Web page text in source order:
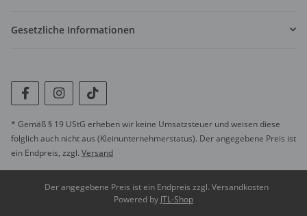
Gesetzliche Informationen
* Gemäß § 19 UStG erheben wir keine Umsatzsteuer und weisen diese
folglich auch nicht aus (Kleinunternehmerstatus). Der angegebene Preis ist
ein Endpreis, zzgl. Versand
Der angegebene Preis ist ein Endpreis zzgl. Versandkosten
Powered by JTL-Shop